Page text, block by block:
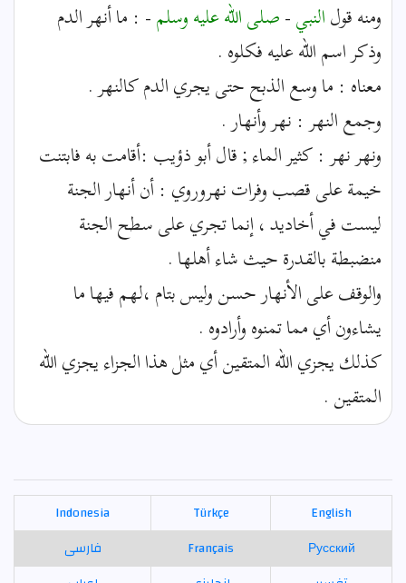
ومنه قولالنبي-صلى الله عليه وسلم- : ما أنهر الدم
وذكر اسم الله عليه فكلوه .
معناه : ما وسع الذبح حتى يجري الدم كالنهر .
وجمع النهر : نهر وأنهار .
ونهر نهر : كثير الماء ; قال أبو ذؤيب :أقامت به فابتنت
خيمة على قصب وفرات نهروروي : أن أنهار الجنة
ليست في أخاديد ، إنما تجري على سطح الجنة
منضبطة بالقدرة حيث شاء أهلها .
والوقف على الأنهار حسن وليس بتام ،لهم فيها ما
يشاءون أي مما تمنوه وأرادوه .
كذلك يجزي الله المتقين أي مثل هذا الجزاء يجزي الله
المتقين .
English
Türkçe
Indonesia
Русский
Français
فارسی